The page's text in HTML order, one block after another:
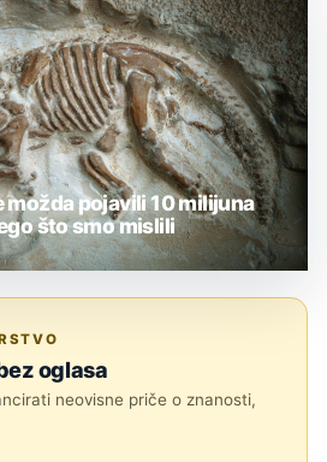
možda pojavili 10 milijuna
što smo mislili
oglasa
neovisne priče o znanosti,